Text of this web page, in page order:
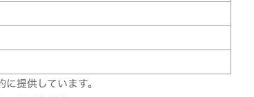
提供しています。